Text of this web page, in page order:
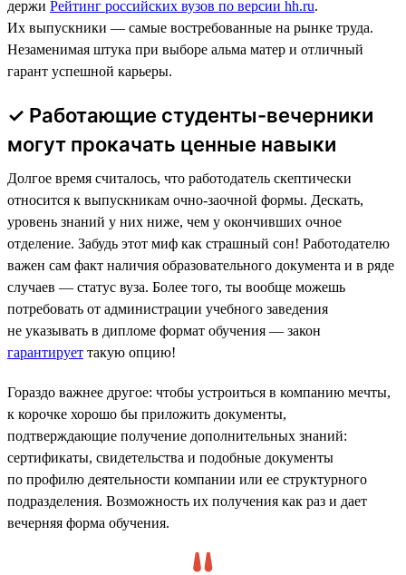
держи Рейтинг российских вузов по версии hh.ru.
Их выпускники — самые востребованные на рынке труда.
Незаменимая штука при выборе альма матер и отличный
гарант успешной карьеры.
✓ Работающие студенты-вечерники
могут прокачать ценные навыки
Долгое время считалось, что работодатель скептически
относится к выпускникам очно-заочной формы. Дескать,
уровень знаний у них ниже, чем у окончивших очное
отделение. Забудь этот миф как страшный сон! Работодателю
важен сам факт наличия образовательного документа и в ряде
случаев — статус вуза. Более того, ты вообще можешь
потребовать от администрации учебного заведения
не указывать в дипломе формат обучения — закон
гарантирует такую опцию!
Гораздо важнее другое: чтобы устроиться в компанию мечты,
к корочке хорошо бы приложить документы,
подтверждающие получение дополнительных знаний:
сертификаты, свидетельства и подобные документы
по профилю деятельности компании или ее структурного
подразделения. Возможность их получения как раз и дает
вечерняя форма обучения.